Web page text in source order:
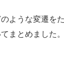
ような変遷を
まとめました。